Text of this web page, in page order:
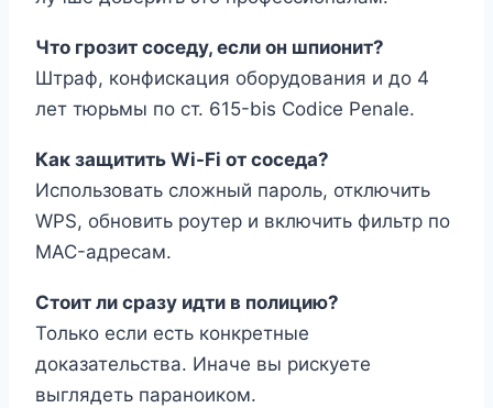
Что грозит соседу, если он шпионит?
Штраф, конфискация оборудования и до 4
лет тюрьмы по ст. 615-bis Codice Penale.
Как защитить Wi-Fi от соседа?
Использовать сложный пароль, отключить
WPS, обновить роутер и включить фильтр по
MAC-адресам.
Стоит ли сразу идти в полицию?
Только если есть конкретные
доказательства. Иначе вы рискуете
выглядеть параноиком.